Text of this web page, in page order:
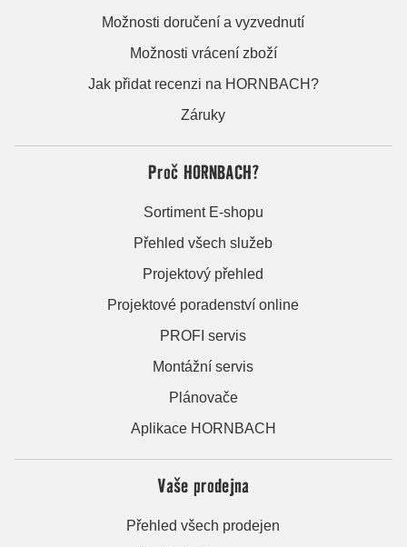
Možnosti doručení a vyzvednutí
Možnosti vrácení zboží
Jak přidat recenzi na HORNBACH?
Záruky
Proč HORNBACH?
Sortiment E-shopu
Přehled všech služeb
Projektový přehled
Projektové poradenství online
PROFI servis
Montážní servis
Plánovače
Aplikace HORNBACH
Vaše prodejna
Přehled všech prodejen